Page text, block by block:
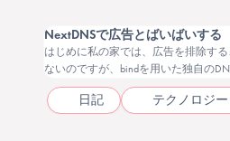
NextDNSで広告とばいばいする
はじめに私の家では、広告を排除す
ないのですが、bindを用いた独自の
日記 テクノロジー